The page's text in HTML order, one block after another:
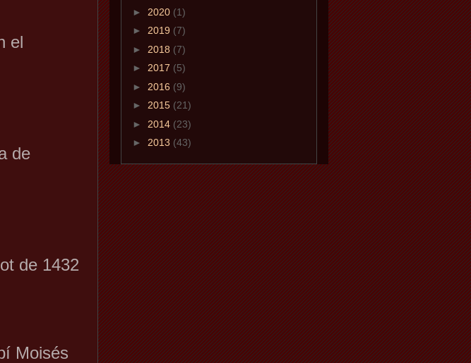
el
de
de 1432
Moisés
► 2020 (1)
► 2019 (7)
► 2018 (7)
► 2017 (5)
► 2016 (9)
► 2015 (21)
► 2014 (23)
► 2013 (43)